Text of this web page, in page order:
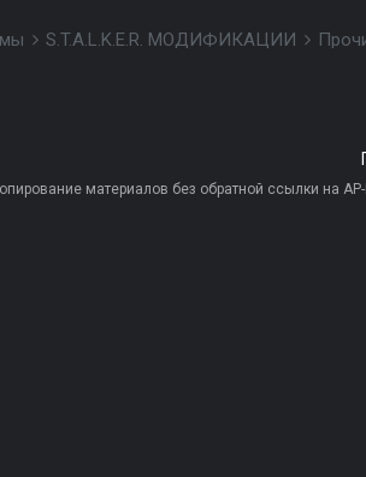
S.T.A.L.K.E.R. МОДИФИКАЦИИ
материалов без обратной ссылки на